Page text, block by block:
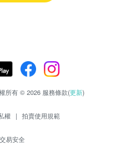
所有 © 2026 服務條款(更新)
權 | 拍賣使用規範
交易安全